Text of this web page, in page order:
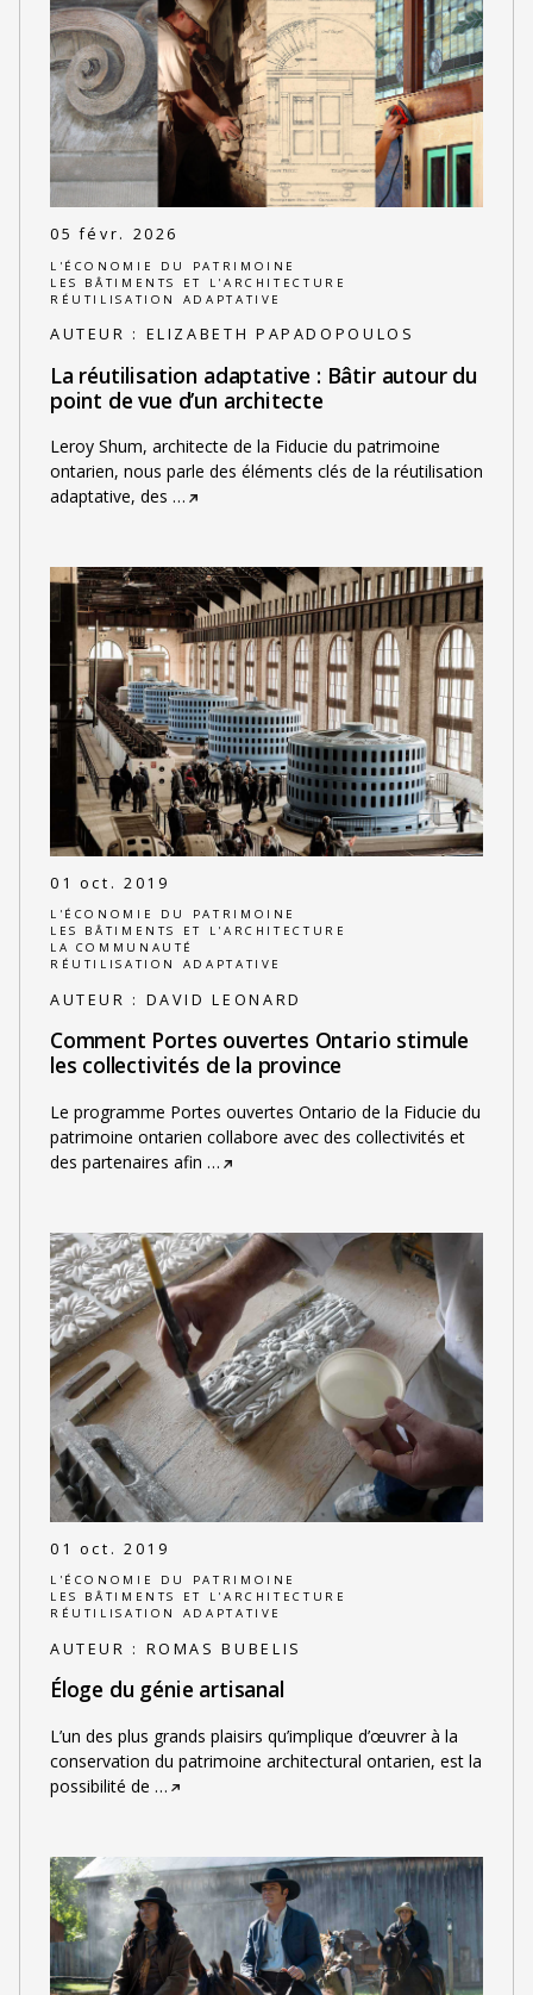
05 févr. 2026
L'ÉCONOMIE DU PATRIMOINE
LES BÂTIMENTS ET L'ARCHITECTURE
RÉUTILISATION ADAPTATIVE
AUTEUR : ELIZABETH PAPADOPOULOS
La réutilisation adaptative : Bâtir autour du
point de vue d’un architecte
Leroy Shum, architecte de la Fiducie du patrimoine
ontarien, nous parle des éléments clés de la réutilisation
adaptative, des …
01 oct. 2019
L'ÉCONOMIE DU PATRIMOINE
LES BÂTIMENTS ET L'ARCHITECTURE
LA COMMUNAUTÉ
RÉUTILISATION ADAPTATIVE
AUTEUR : DAVID LEONARD
Comment Portes ouvertes Ontario stimule
les collectivités de la province
Le programme Portes ouvertes Ontario de la Fiducie du
patrimoine ontarien collabore avec des collectivités et
des partenaires afin …
01 oct. 2019
L'ÉCONOMIE DU PATRIMOINE
LES BÂTIMENTS ET L'ARCHITECTURE
RÉUTILISATION ADAPTATIVE
AUTEUR : ROMAS BUBELIS
Éloge du génie artisanal
L’un des plus grands plaisirs qu’implique d’œuvrer à la
conservation du patrimoine architectural ontarien, est la
possibilité de …